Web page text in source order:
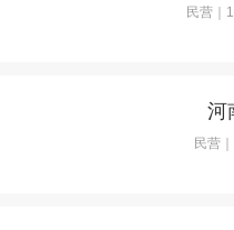
民营｜
民营